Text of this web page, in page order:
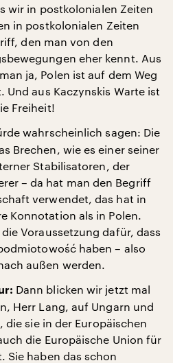
wir in postkolonialen Zeiten
in postkolonialen Zeiten
den man von den
eher kennt. Aus
ja, Polen ist auf dem Weg
aus Kaczynskis Warte ist
Freiheit!
wahrscheinlich sagen: Die
Brechen, wie es einer seiner
Stabilisatoren, der
– da hat man den Begriff
verwendet, das hat in
Konnotation als in Polen.
Voraussetzung dafür, dass
haben – also
außen werden.
Dann blicken wir jetzt mal
Herr Lang, auf Ungarn und
die sie in der Europäischen
die Europäische Union für
Sie haben das schon